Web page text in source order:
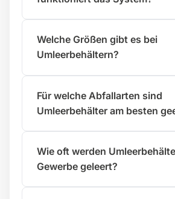
Welche Größen gibt es bei
Umleerbehältern?
Für welche Abfallarten sind
Umleerbehälter am besten
Wie oft werden
Gewerbe geleert?